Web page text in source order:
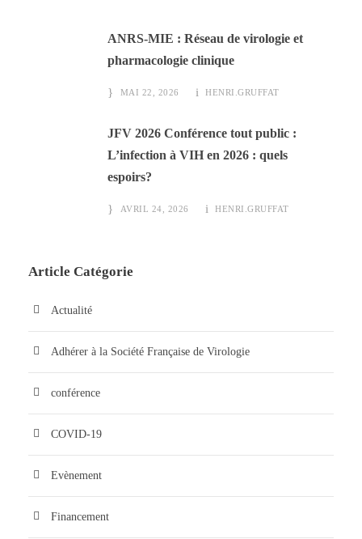
ANRS-MIE : Réseau de virologie et
pharmacologie clinique
MAI 22, 2026 HENRI.GRUFFAT
JFV 2026 Conférence tout public :
L’infection à VIH en 2026 : quels
espoirs?
AVRIL 24, 2026 HENRI.GRUFFAT
Article Catégorie
Actualité
Adhérer à la Société Française de Virologie
conférence
COVID-19
Evènement
Financement